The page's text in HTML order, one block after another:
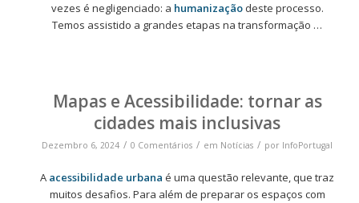
vezes é negligenciado: a humanizaçãodeste processo.
Temos assistido a grandes etapas na transformação …
Mapas e Acessibilidade: tornar as
cidades mais inclusivas
Dezembro 6, 2024 / 0 Comentários / em Notícias / por InfoPortugal
A acessibilidade urbana é uma questão relevante, que traz
muitos desafios. Para além de preparar os espaços com